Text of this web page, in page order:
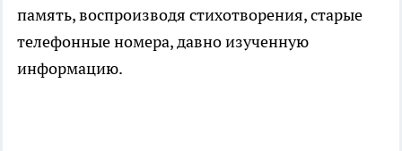
память, воспроизводя стихотворения, старые
телефонные номера, давно изученную
информацию.